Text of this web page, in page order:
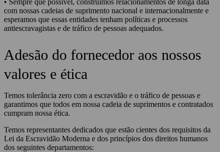
com nossas cadeias de suprimento nacional e internacionalmente e
esperamos que essas entidades tenham políticas e processos
antiescravagistas e de tráfico de pessoas adequados.
Adesão do fornecedor aos nossos
valores e ética
Temos tolerância zero com a escravidão e o tráfico de pessoas e
garantimos que todos em nossa cadeia de suprimentos e contratados
cumpram nossa ética.
Temos representantes dedicados que estão cientes dos requisitos da
Lei da Escravidão Moderna e dos princípios dos direitos humanos
dos seguintes departamentos: